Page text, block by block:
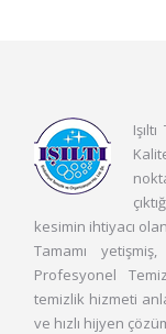
kesimin ihtiyacı
Tamamı
Profesyonel
temizlik hizmeti
ve hızlı hijyen